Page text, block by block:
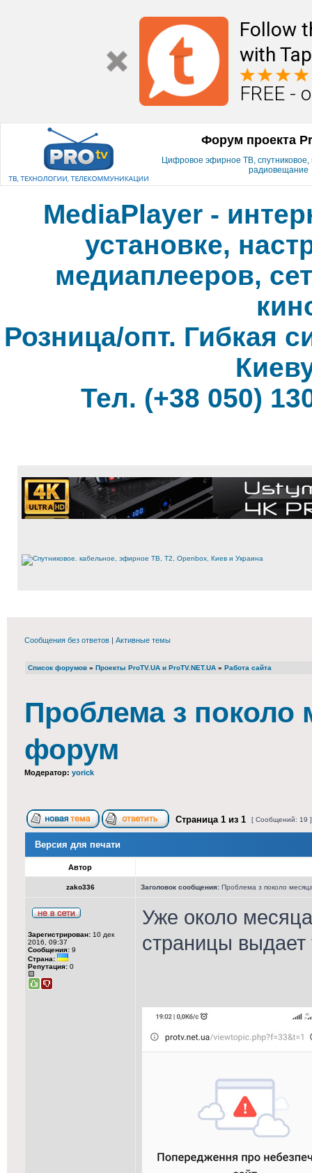
Follow
with
FREE -
Форум проекта
Цифровое эфирное ТВ, спутниковое,
радиовещание
MediaPlayer -
установке,
медиаплееров,
Розница/опт. Гибкая
Тел. (+38 050)
Сообщения без ответов | Активные темы
Список форумов » Проекты ProTV.UA и ProTV.NET.UA » Работа сайта
Проблема з поколо
форум
Модератор: yorick
Страница 1 из 1 [ Сообщений: 19
Версия для печати
Автор
zako336 Заголовок сообщения: Проблема з поколо
Зарегистрирован: 10 дек
2016, 09:37
Сообщения: 9
Страна:
Репутация: 0
Уже около
страницы